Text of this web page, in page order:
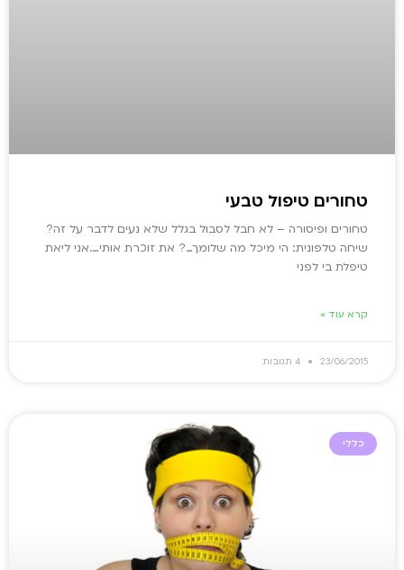
טחורים טיפול טבעי
טחורים ופיסורה – לא חבל לסבול בגלל שלא נעים לדבר על זה?
שיחה טלפונית: הי מיכל מה שלומך…? את זוכרת אותי….אני ליאת
טיפלת בי לפני
קרא עוד »
23/06/2015
כללי